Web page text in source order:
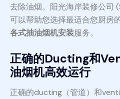
去除油烟。阳光海岸装修公司
可以帮助您选择最适合您厨房
各式抽油烟机安装服务。
正确的Ducting和
油烟机高效运行
正确的ducting（管道）和